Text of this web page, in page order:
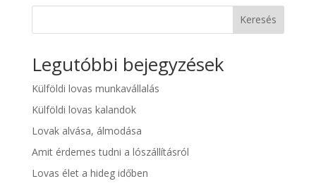
Keresés
Legutóbbi bejegyzések
Külföldi lovas munkavállalás
Külföldi lovas kalandok
Lovak alvása, álmodása
Amit érdemes tudni a lószállításról
Lovas élet a hideg időben